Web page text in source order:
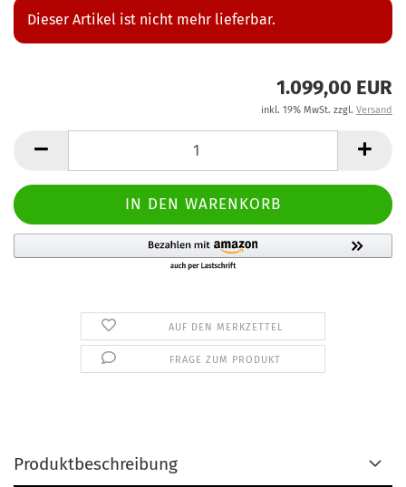
Dieser Artikel ist nicht mehr lieferbar.
1.099,00 EUR
inkl. 19% MwSt. zzgl. Versand
AUF DEN MERKZETTEL
FRAGE ZUM PRODUKT
Produktbeschreibung